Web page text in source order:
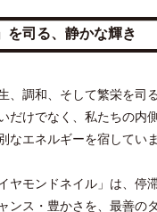
を司る、静かな輝き
、調和、そして繁栄を司
だけでなく、私たちの内
なエネルギーを宿していま
ヤモンドネイル」は、停
ンス・豊かさを、最善の